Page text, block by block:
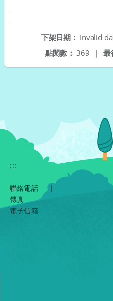
下架日期： Invalid
最
點閱數： 369 |
:::
聯絡電話
|
傳真
電子信箱